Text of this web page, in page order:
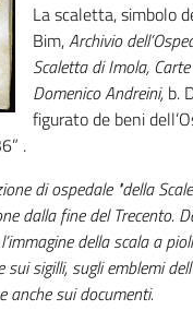
La scaletta, simbolo
Bim,Archivio
Scaletta di Imola,
Domenico Andreini, b.
figurato de beni
.
di ospedale "della
dalla fine del Trecento.
della scala a
sui sigilli, sugli emblemi
anche sui documenti.